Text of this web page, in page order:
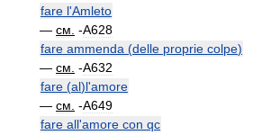
fare l'Amleto
— см -A628
fare ammenda (delle proprie colpe)
— см -A632
fare (al)l'amore
— см -A649
fare all'amore con qc